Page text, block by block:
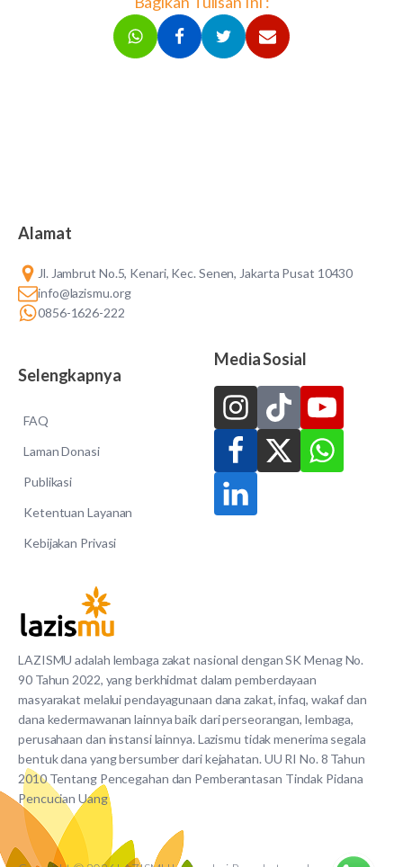
LAZISMU adalah lembaga zakat nasional dengan SK Menag No.
90 Tahun 2022, yang berkhidmat dalam pemberdayaan
masyarakat melalui pendayagunaan dana zakat, infaq, wakaf dan
dana kedermawanan lainnya baik dari perseorangan, lembaga,
perusahaan dan instansi lainnya. Lazismu tidak menerima segala
bentuk dana yang bersumber dari kejahatan. UU RI No. 8 Tahun
2010 Tentang Pencegahan dan Pemberantasan Tindak Pidana
Pencucian Uang
Alamat
Jl. Jambrut No.5, Kenari, Kec. Senen, Jakarta Pusat 10430
info@lazismu.org
0856-1626-222
Selengkapnya
FAQ
Laman Donasi
Publikasi
Ketentuan Layanan
Kebijakan Privasi
Media Sosial